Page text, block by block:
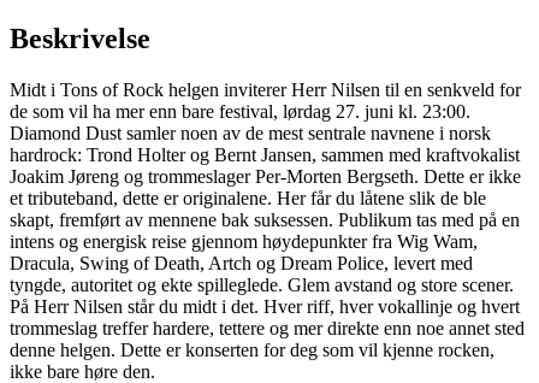
Beskrivelse
Midt i Tons of Rock helgen inviterer Herr Nilsen til en senkveld for
de som vil ha mer enn bare festival, lørdag 27. juni kl. 23:00.
Diamond Dust samler noen av de mest sentrale navnene i norsk
hardrock: Trond Holter og Bernt Jansen, sammen med kraftvokalist
Joakim Jøreng og trommeslager Per-Morten Bergseth. Dette er ikke
et tributeband, dette er originalene. Her får du låtene slik de ble
skapt, fremført av mennene bak suksessen. Publikum tas med på en
intens og energisk reise gjennom høydepunkter fra Wig Wam,
Dracula, Swing of Death, Artch og Dream Police, levert med
tyngde, autoritet og ekte spilleglede. Glem avstand og store scener.
På Herr Nilsen står du midt i det. Hver riff, hver vokallinje og hvert
trommeslag treffer hardere, tettere og mer direkte enn noe annet sted
denne helgen. Dette er konserten for deg som vil kjenne rocken,
ikke bare høre den.